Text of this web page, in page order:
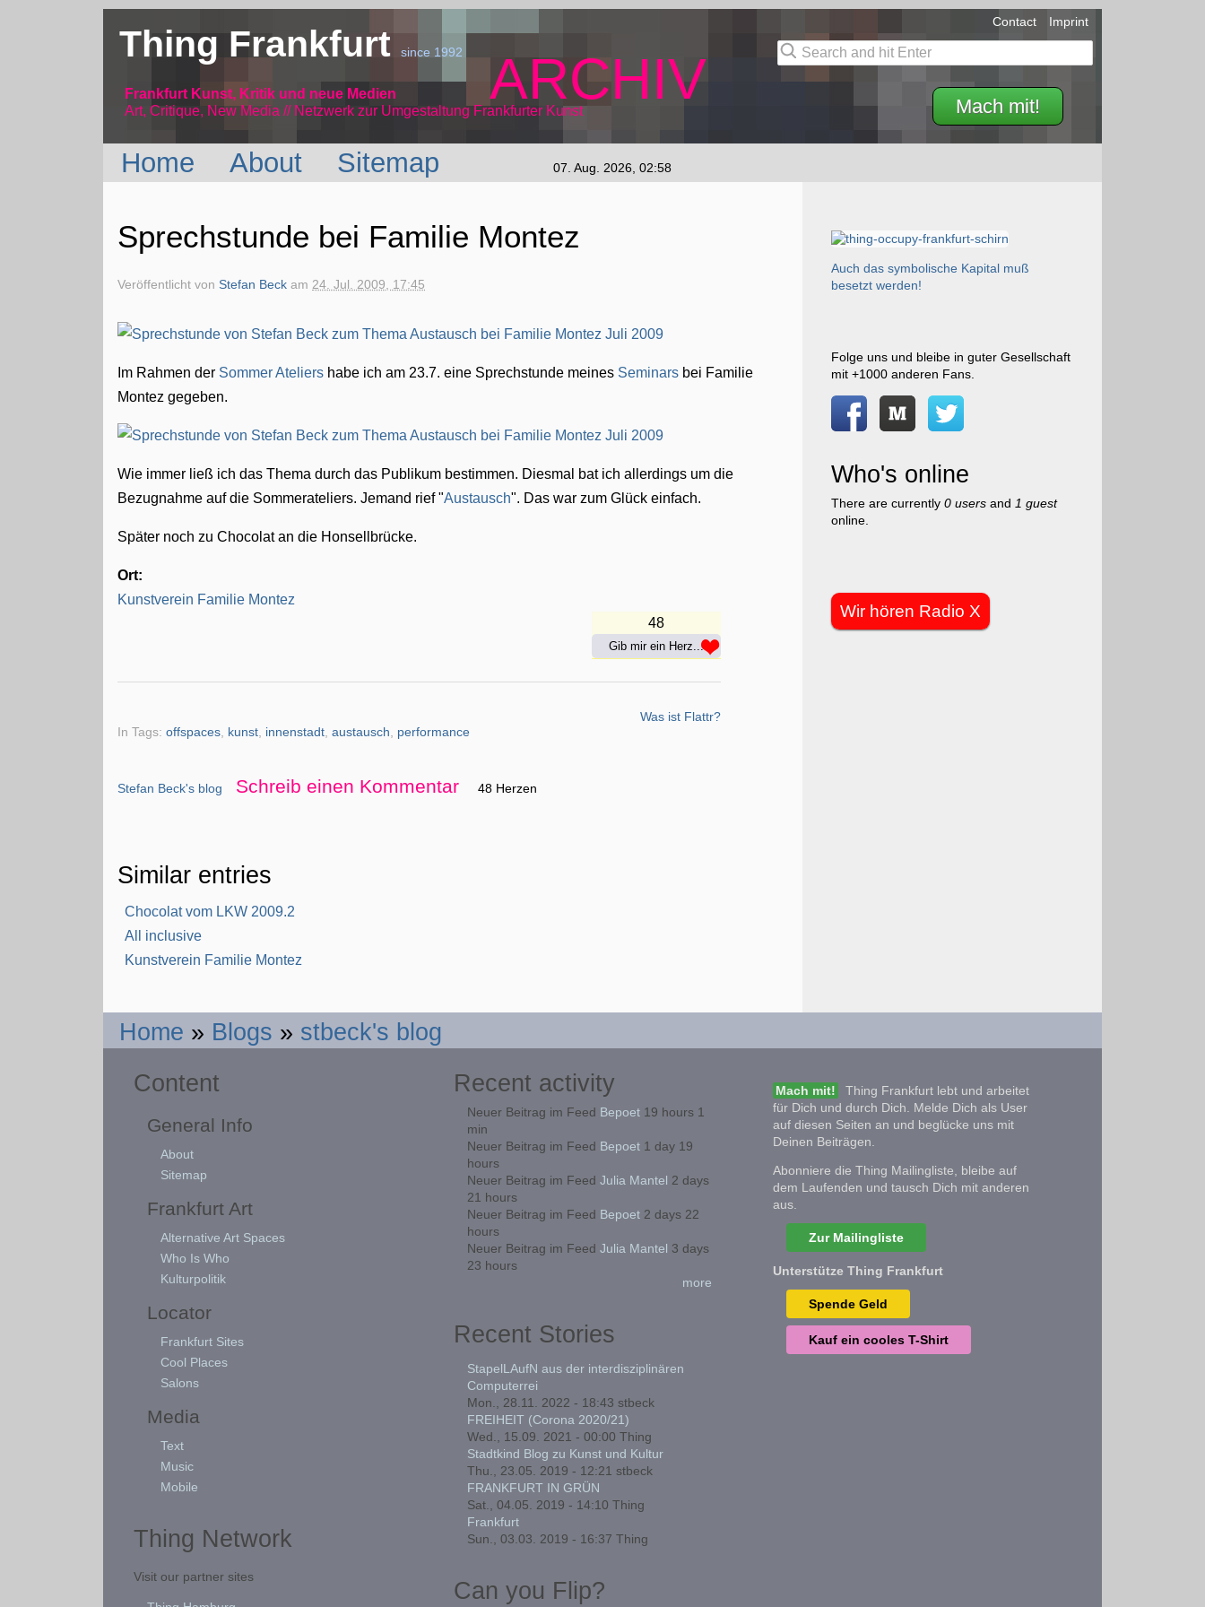
Thing Frankfurtsince 1992
Frankfurt Kunst, Kritik und neue Medien
Art, Critique, New Media // Netzwerk
ARCHIV
zur Umgestaltung Frankfurter Kunst Mach mit!
Contact Imprint
Home About Sitemap 07. Aug. 2026, 02:58
Sprechstunde bei Familie Montez
Veröffentlicht vonStefan Beck am24. Jul. 2009, 17:45
Im Rahmen der Sommer Ateliers habe ich am 23.7. eine Sprechstunde meines Seminars bei Familie
Montez gegeben.
Wie immer ließ ich das Thema durch das Publikum bestimmen. Diesmal bat ich allerdings um die
Bezugnahme auf die Sommerateliers. Jemand rief "Austausch". Das war zum Glück einfach.
Später noch zu Chocolat an die Honsellbrücke.
Ort:
Kunstverein Familie Montez
48
Gib mir ein Herz...
In Tags:offspaces kunst innenstadt ,austausch performance
Was ist Flattr?
Stefan Beck's blog Schreib einen Kommentar 48 Herzen
Similar entries
Chocolat vom LKW 2009.2
All inclusive
Kunstverein Familie Montez
Auch das symbolische Kapital muß
besetzt werden!
Folge uns und bleibe in guter Gesellschaft
mit +1000 anderen Fans.
Who's online
There are currently 0 usersand 1 guest
online.
Wir hören Radio X
Home » Blogs » stbeck's blog
Content
General Info
About
Sitemap
Frankfurt Art
Alternative Art Spaces
Who Is Who
Kulturpolitik
Locator
Frankfurt Sites
Cool Places
Salons
Media
Text
Music
Mobile
Thing Network
Visit our partner sites
Recent activity
Neuer Beitrag im Feed Bepoet19 hours 1
min
Neuer Beitrag im Feed Bepoet1 day 19
hours
Neuer Beitrag im Feed Julia Mantel 2 days
21 hours
Neuer Beitrag im Feed Bepoet2 days 22
hours
Neuer Beitrag im Feed Julia Mantel 3 days
23 hours
more
Recent Stories
StapelLAufN aus der interdisziplinären
Computerrei
Mon., 28.11. 2022 - 18:43 stbeck
FREIHEIT (Corona 2020/21)
Wed., 15.09. 2021 - 00:00 Thing
Stadtkind Blog zu Kunst und Kultur
Thu., 23.05. 2019 - 12:21 stbeck
FRANKFURT IN GRÜN
Sat., 04.05. 2019 - 14:10 Thing
Frankfurt
Sun., 03.03. 2019 - 16:37 Thing
Can you Flip?
Mach mit!
Thing Frankfurt lebt und arbeitet
für Dich und durch Dich. Melde Dich als User
auf diesen Seiten an und beglücke uns mit
Deinen Beiträgen.
Abonniere die Thing Mailingliste, bleibe auf
dem Laufenden und tausch Dich mit anderen
aus.
Zur Mailingliste
Unterstütze Thing Frankfurt
Spende Geld
Kauf ein cooles T-Shirt